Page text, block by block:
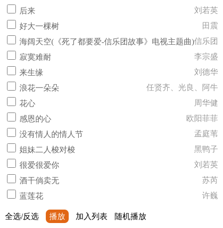
后来
刘若英
好大一棵树
田震
海阔天空(《死了都要爱-信乐团故事》电视主题曲)信乐团
寂寞难耐
李宗盛
来生缘
刘德华
浪花一朵朵
任贤齐、光良、阿牛
花心
周华健
感恩的心
欧阳菲菲
没有情人的情人节
孟庭苇
姐妹二人梭对梭
黑鸭子
很爱很爱你
刘若英
酒干倘卖无
苏芮
蓝莲花
许巍
全选/反选 播放 加入列表 随机播放